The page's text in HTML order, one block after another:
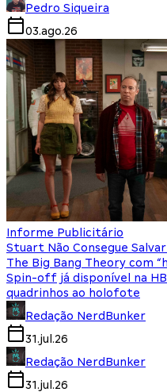
Pedro Siqueira
03.ago.26
Informe Publicitário
Stuart Não Consegue
The Big Bang Theory com
Spin-off já disponível na
quadrinhos ao holofote
Redação NerdBunker
31.jul.26
Redação NerdBunker
31.jul.26